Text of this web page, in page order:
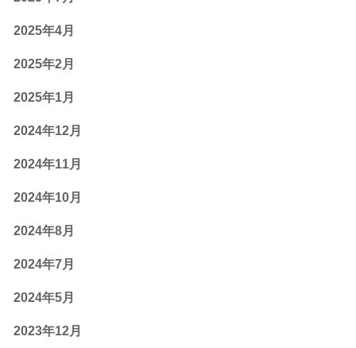
2025年4月
2025年2月
2025年1月
2024年12月
2024年11月
2024年10月
2024年8月
2024年7月
2024年5月
2023年12月